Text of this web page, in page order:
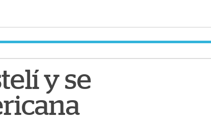
y se